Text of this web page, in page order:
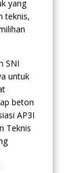
yang
teknis,
SNI
untuk
beton
AP3I
Teknis